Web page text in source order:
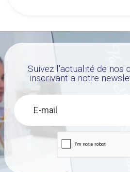
Suivez l'actualité de nos
inscrivant a notre